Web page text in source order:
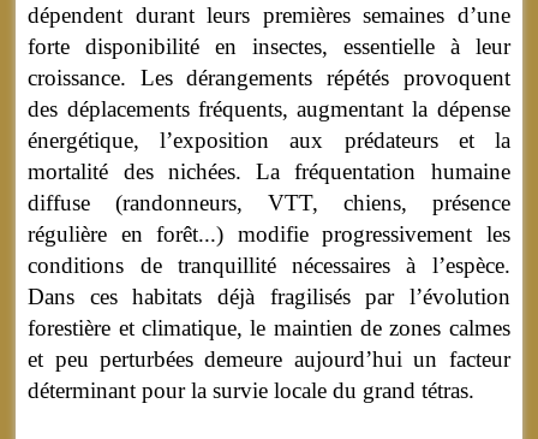
dépendent durant leurs premières semaines d’une
forte disponibilité en insectes, essentielle à leur
croissance. Les dérangements répétés provoquent
des déplacements fréquents, augmentant la dépense
énergétique, l’exposition aux prédateurs et la
mortalité des nichées. La fréquentation humaine
diffuse (randonneurs, VTT, chiens, présence
régulière en forêt...) modifie progressivement les
conditions de tranquillité nécessaires à l’espèce.
Dans ces habitats déjà fragilisés par l’évolution
forestière et climatique, le maintien de zones calmes
et peu perturbées demeure aujourd’hui un facteur
déterminant pour la survie locale du grand tétras.